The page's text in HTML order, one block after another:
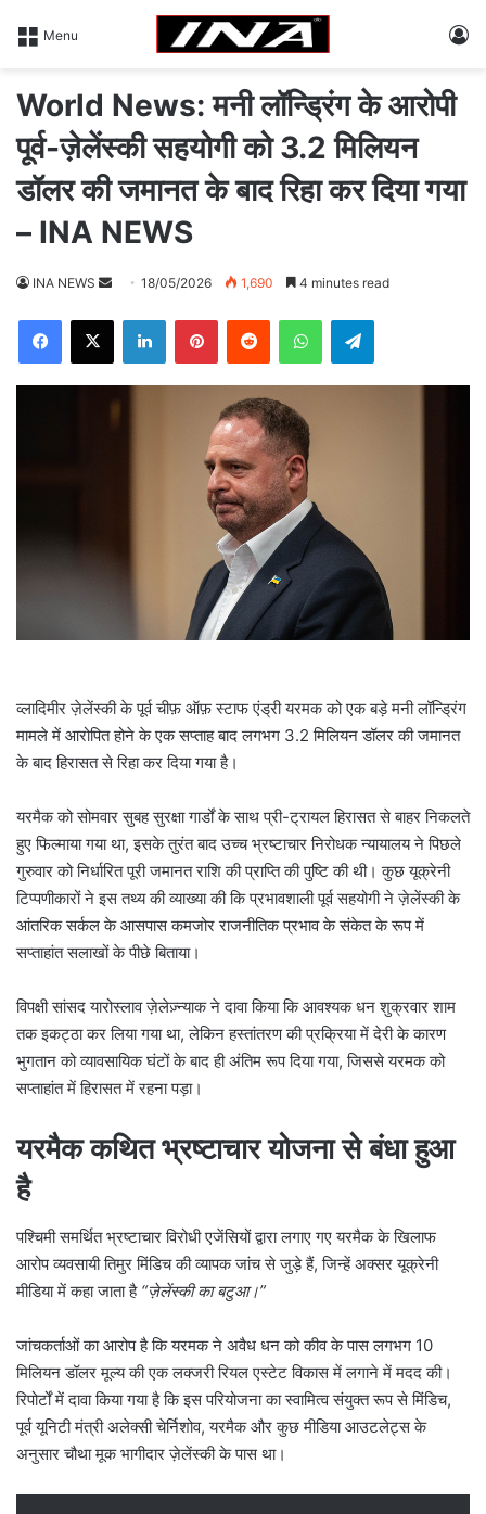
Menu
World News: मनी लॉन्ड्रिंग के आरोपी
पूर्व-ज़ेलेंस्की सहयोगी को 3.2 मिलियन
डॉलर की जमानत के बाद रिहा कर दिया गया
– INA NEWS
INA NEWS
d
a
18/05/2026 1,690 4 minutes read
व्लादिमीर ज़ेलेंस्की के पूर्व चीफ़ ऑफ़ स्टाफ एंड्री यरमक को एक बड़े मनी लॉन्ड्रिंग
मामले में आरोपित होने के एक सप्ताह बाद लगभग 3.2 मिलियन डॉलर की जमानत
के बाद हिरासत से रिहा कर दिया गया है।
यरमैक को सोमवार सुबह सुरक्षा गार्डों के साथ प्री-ट्रायल हिरासत से बाहर निकलते
हुए फिल्माया गया था, इसके तुरंत बाद उच्च भ्रष्टाचार निरोधक न्यायालय ने पिछले
गुरुवार को निर्धारित पूरी जमानत राशि की प्राप्ति की पुष्टि की थी। कुछ यूक्रेनी
टिप्पणीकारों ने इस तथ्य की व्याख्या की कि प्रभावशाली पूर्व सहयोगी ने ज़ेलेंस्की के
आंतरिक सर्कल के आसपास कमजोर राजनीतिक प्रभाव के संकेत के रूप में
सप्ताहांत सलाखों के पीछे बिताया।
विपक्षी सांसद यारोस्लाव ज़ेलेज़्न्याक ने दावा किया कि आवश्यक धन शुक्रवार शाम
तक इकट्ठा कर लिया गया था, लेकिन हस्तांतरण की प्रक्रिया में देरी के कारण
भुगतान को व्यावसायिक घंटों के बाद ही अंतिम रूप दिया गया, जिससे यरमक को
सप्ताहांत में हिरासत में रहना पड़ा।
यरमैक कथित भ्रष्टाचार योजना से बंधा हुआ
है
पश्चिमी समर्थित भ्रष्टाचार विरोधी एजेंसियों द्वारा लगाए गए यरमैक के खिलाफ
आरोप व्यवसायी तिमुर मिंडिच की व्यापक जांच से जुड़े हैं, जिन्हें अक्सर यूक्रेनी
मीडिया में कहा जाता है “ज़ेलेंस्की का बटुआ।”
जांचकर्ताओं का आरोप है कि यरमक ने अवैध धन को कीव के पास लगभग 10
मिलियन डॉलर मूल्य की एक लक्जरी रियल एस्टेट विकास में लगाने में मदद की।
रिपोर्टों में दावा किया गया है कि इस परियोजना का स्वामित्व संयुक्त रूप से मिंडिच,
पूर्व यूनिटी मंत्री अलेक्सी चेर्निशोव, यरमैक और कुछ मीडिया आउटलेट्स के
अनुसार चौथा मूक भागीदार ज़ेलेंस्की के पास था।